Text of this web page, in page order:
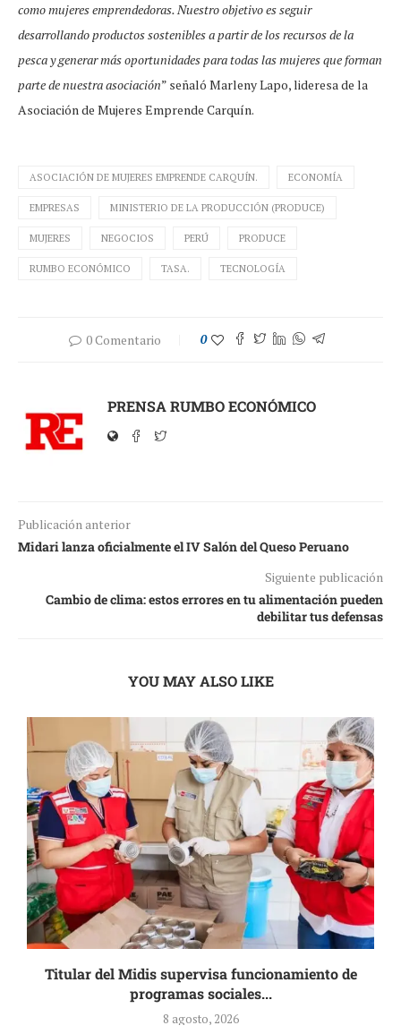
como mujeres emprendedoras. Nuestro objetivo es seguir
desarrollando productos sostenibles a partir de los recursos de la
pesca y generar más oportunidades para todas las mujeres que forman
parte de nuestra asociación” señaló Marleny Lapo, lideresa de la
Asociación de Mujeres Emprende Carquín.
ASOCIACIÓN DE MUJERES EMPRENDE CARQUÍN. ECONOMÍA
EMPRESAS MINISTERIO DE LA PRODUCCIÓN (PRODUCE)
MUJERES NEGOCIOS PERÚ PRODUCE
RUMBO ECONÓMICO TASA. TECNOLOGÍA
0 Comentario 0
PRENSA RUMBO ECONÓMICO
Publicación anterior
Midari lanza oficialmente el IV Salón del Queso Peruano
Siguiente publicación
Cambio de clima: estos errores en tu alimentación pueden
debilitar tus defensas
YOU MAY ALSO LIKE
Titular del Midis supervisa funcionamiento de
programas sociales...
8 agosto, 2026